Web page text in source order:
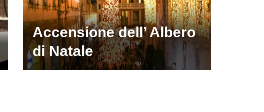
Accensione dell’ Albero
di Natale